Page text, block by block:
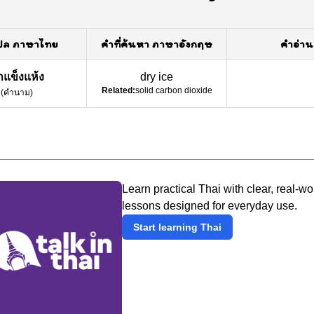
ภาษาไทย คำที่ค้นหา ภาษาอังกฤษ คำอ่าน
แข็งแห้ง
(คำนาม)
dry ice
Related:solid carbon dioxide
Learn practical Thai with clear, real-
lessons designed for everyday use.
Start learning Thai